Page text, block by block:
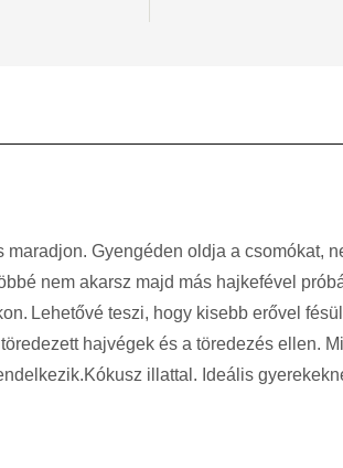
Gyengéden oldja a csomókat,
nem akarsz majd más hajkefével
Lehetővé teszi, hogy kisebb erővel
hajvégek és a töredezés ellen.
illattal. Ideális